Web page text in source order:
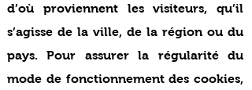
d’où proviennent les visiteurs, qu’il
s’agisse de la ville, de la région ou du
pays. Pour assurer la régularité du
mode de fonctionnement des cookies,